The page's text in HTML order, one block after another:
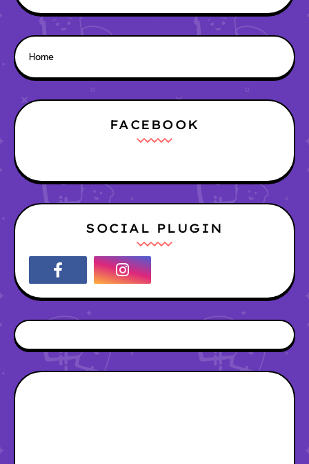
Home
FACEBOOK
SOCIAL PLUGIN